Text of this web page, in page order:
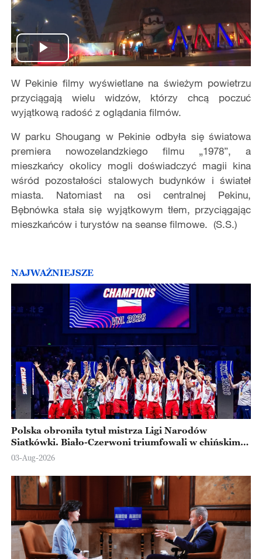
Play
Video
W Pekinie filmy wyświetlane na świeżym powietrzu
przyciągają wielu widzów, którzy chcą poczuć
wyjątkową radość z oglądania filmów.
W parku Shougang w Pekinie odbyła się światowa
premiera nowozelandzkiego filmu „1978”, a
mieszkańcy okolicy mogli doświadczyć magii kina
wśród pozostałości stalowych budynków i świateł
miasta. Natomiast na osi centralnej Pekinu,
Bębnówka stała się wyjątkowym tłem, przyciągając
mieszkańców i turystów na seanse filmowe. (S.S.)
NAJWAŻNIEJSZE
Polska obroniła tytuł mistrza Ligi Narodów
Siatkówki. Biało-Czerwoni triumfowali w chińskim
Ningbo
03-Aug-2026